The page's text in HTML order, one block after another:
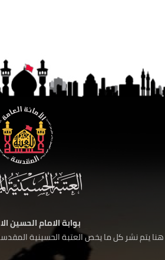
بوابة الامام الحسين
هنا يتم نشر كل ما يخص العتبة الحسينية